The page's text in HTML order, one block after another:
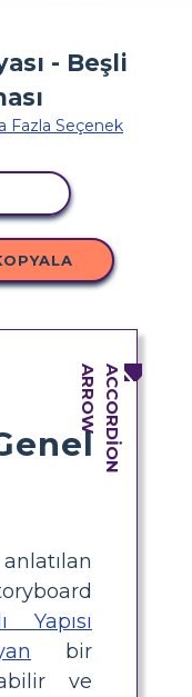
Fazla Seçenek
Yapısı
bir
ve